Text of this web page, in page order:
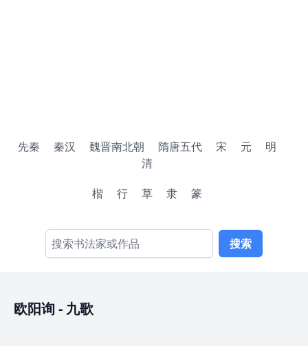
先秦 秦汉 魏晋南北朝 隋唐五代 宋 元
明
清
楷
行 草 隶 篆
搜索
欧阳询 - 九歌